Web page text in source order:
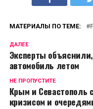
МАТЕРИАЛЫ ПО ТЕМЕ:
ДАЛЕЕ
Эксперты
автомобиль летом
НЕ ПРОПУСТИТЕ
Крым и Севастополь
кризисом и